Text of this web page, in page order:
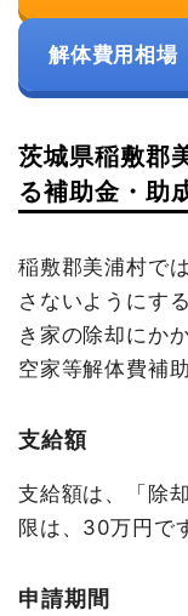
解体費用相場
茨城県稲敷郡
る補助金・助
稲敷郡美浦村で
さないようにす
き家の除却にか
空家等解体費補
支給額
支給額は、「除
限は、30万円で
申請期間